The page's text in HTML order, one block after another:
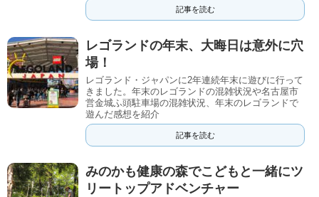
記事を読む
レゴランドの年末、大晦日は意外に穴
場！
レゴランド・ジャパンに2年連続年末に遊びに行って
きました。年末のレゴランドの混雑状況や名古屋市
営金城ふ頭駐車場の混雑状況、年末のレゴランドで
遊んだ感想を紹介
記事を読む
みのかも健康の森でこどもと一緒にツ
リートップアドベンチャー